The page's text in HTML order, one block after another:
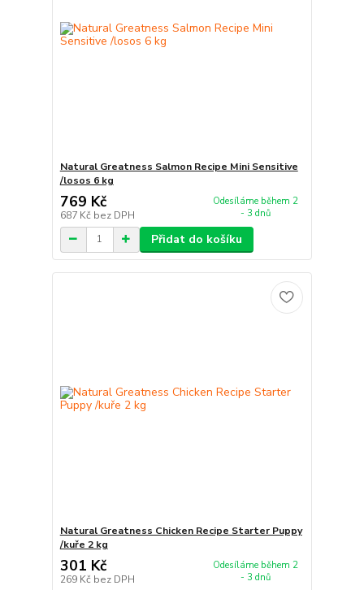
Natural Greatness Salmon Recipe Mini Sensitive
/losos 6 kg
769 Kč
687 Kč bez DPH
Odesíláme během 2
- 3 dnů
Přidat do košíku
Natural Greatness Chicken Recipe Starter Puppy
/kuře 2 kg
301 Kč
269 Kč bez DPH
Odesíláme během 2
- 3 dnů